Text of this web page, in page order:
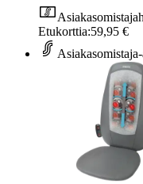
Etukorttia:59,95 €